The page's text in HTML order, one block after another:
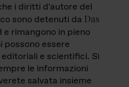
i diritti d'autore del
sono detenuti da Das
e rimangono in pieno
possono essere
e scientifici. Si
le informazioni
salvata insieme